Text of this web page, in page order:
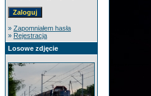
» Zapomniałem hasła
» Rejestracja
Losowe zdjęcie